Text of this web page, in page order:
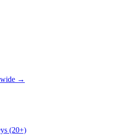
→
(20+)